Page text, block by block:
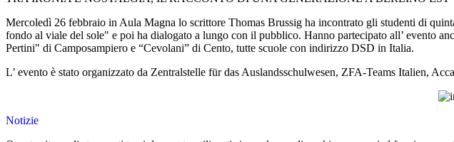
Mercoledì 26 febbraio in Aula Magna lo scrittore Thomas Brussig ha incontrato gli studenti di
fondo al viale del sole" e poi ha dialogato a lungo con il pubblico. Hanno partecipato all’ evento
Pertini" di Camposampiero e “Cevolani” di Cento, tutte scuole con indirizzo DSD in Italia.
L’ evento è stato organizzato da Zentralstelle für das Auslandsschulwesen, ZFA-Teams Italien,
Notizie